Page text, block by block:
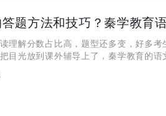
理解分数占比高，题型还多变，好多
目光放到课外辅导上了，秦学教育的语
就来仔细说说。